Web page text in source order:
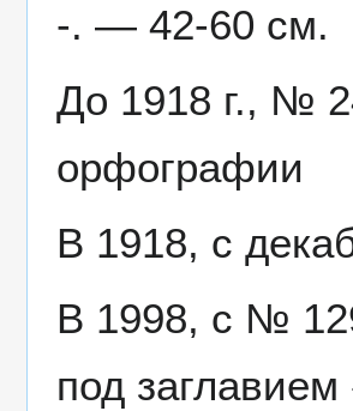
-. — 42-60 см.
До 1918 г., №
орфографии
В 1918, с
В 1998, с №
под